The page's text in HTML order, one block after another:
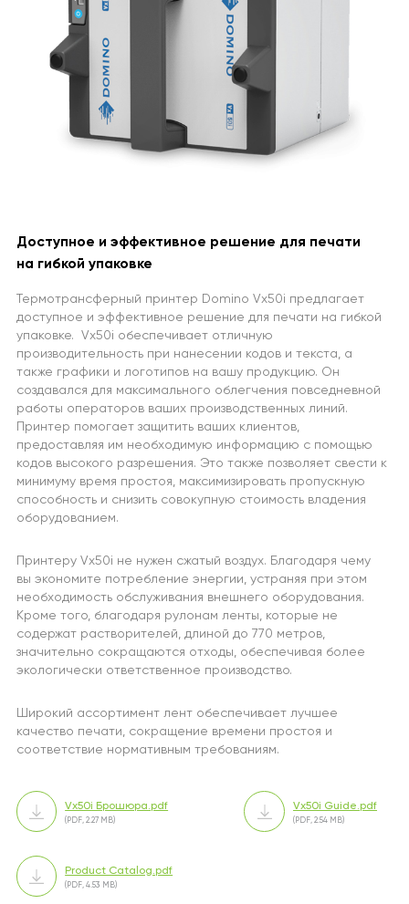
Доступное и эффективное решение для печати
на гибкой упаковке
Термотрансферный принтер Domino Vx50i предлагает
доступное и эффективное решение для печати на гибкой
упаковке. Vx50i обеспечивает отличную
производительность при нанесении кодов и текста, а
также графики и логотипов на вашу продукцию. Он
создавался для максимального облегчения повседневной
работы операторов ваших производственных линий.
Принтер помогает защитить ваших клиентов,
предоставляя им необходимую информацию с помощью
кодов высокого разрешения. Это также позволяет свести к
минимуму время простоя, максимизировать пропускную
способность и снизить совокупную стоимость владения
оборудованием.
Принтеру Vx50i не нужен сжатый воздух. Благодаря чему
вы экономите потребление энергии, устраняя при этом
необходимость обслуживания внешнего оборудования.
Кроме того, благодаря рулонам ленты, которые не
содержат растворителей, длиной до 770 метров,
значительно сокращаются отходы, обеспечивая более
экологически ответственное производство.
Широкий ассортимент лент обеспечивает лучшее
качество печати, сокращение времени простоя и
соответствие нормативным требованиям.
Vx50i Брошюра.pdf
(PDF, 2.27 MB)
Vx50i Guide.pdf
(PDF, 2.54 MB)
Product Catalog.pdf
(PDF, 4.53 MB)